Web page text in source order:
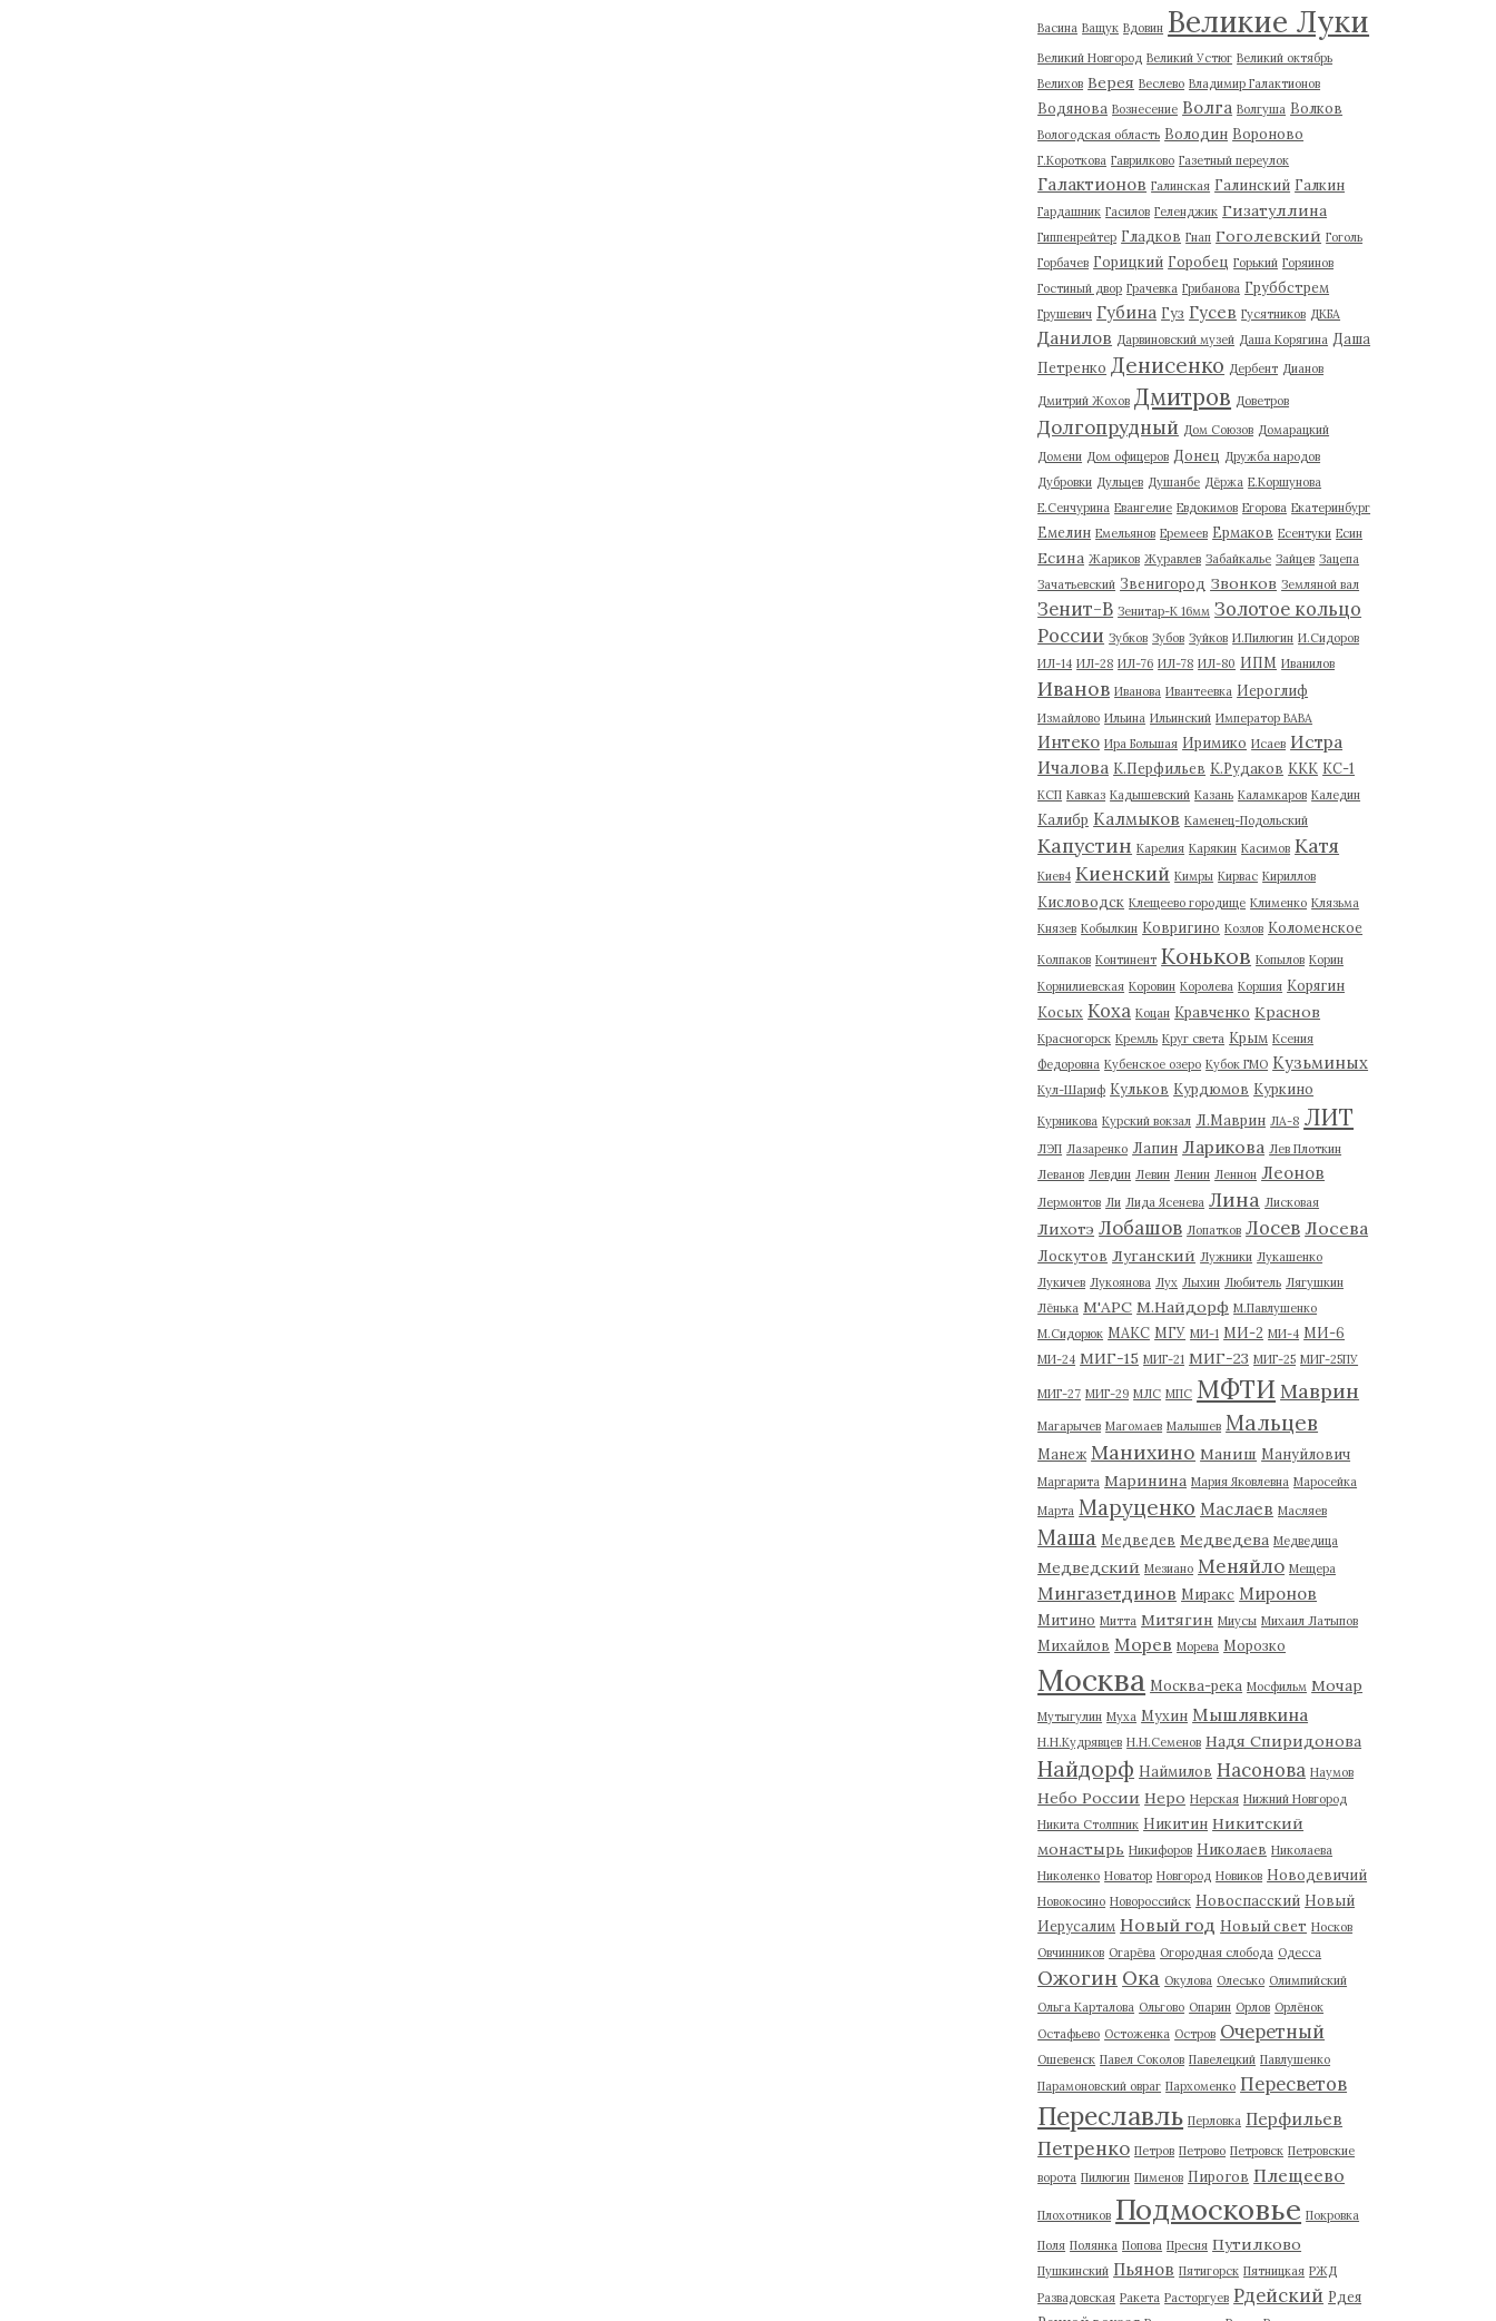
Васина Ващук Вдовин Великие Луки
Великий Новгород Великий Устюг Великий октябрь
Велихов Верея Веслево Владимир Галактионов
Водянова Вознесение Волга Волгуша Волков
Вологодская область Володин Вороново
Г.Короткова Гаврилково Газетный переулок
Галактионов Галинская Галинский Галкин
Гардашник Гасилов Геленджик Гизатуллина
Гиппенрейтер Гладков Гнап Гоголевский Гоголь
Горбачев Горицкий Горобец Горький Горяинов
Гостиный двор Грачевка Грибанова Груббстрем
Грушевич Губина Гуз Гусев Гусятников ДКБА
Данилов Дарвиновский музей Даша Корягина Даша
Петренко Денисенко Дербент Дианов
Дмитрий Жохов Дмитров Доветров
Долгопрудный Дом Союзов Домарацкий
Домени Дом офицеров Донец Дружба народов
Дубровки Дульцев Душанбе Дёржа Е.Коршунова
Е.Сенчурина Евангелие Евдокимов Егорова Екатеринбург
Емелин Емельянов Еремеев Ермаков Есентуки Есин
Есина Жариков Журавлев Забайкалье Зайцев Зацепа
Зачатьевский Звенигород Звонков Земляной вал
Зенит-В Зенитар-К 16мм Золотое кольцо
России Зубков Зубов Зуйков И.Пилюгин И.Сидоров
ИЛ-14 ИЛ-28 ИЛ-76 ИЛ-78 ИЛ-80 ИПМ Иванилов
Иванов Иванова Ивантеевка Иероглиф
Измайлово Ильина Ильинский Император ВАВА
Интеко Ира Большая Иримико Исаев Истра
Ичалова К.Перфильев К.Рудаков ККК КС-1
КСП Кавказ Кадышевский Казань Каламкаров Каледин
Калибр Калмыков Каменец-Подольский
Капустин Карелия Карякин Касимов Катя
Киев4 Киенский Кимры Кирвас Кириллов
Кисловодск Клещеево городище Клименко Клязьма
Князев Кобылкин Ковригино Козлов Коломенское
Колпаков Континент Коньков Копылов Корин
Корнилиевская Коровин Королева Коршия Корягин
Косых Коха Коцан Кравченко Краснов
Красногорск Кремль Круг света Крым Ксения
Федоровна Кубенское озеро Кубок ГМО Кузьминых
Кул-Шариф Кульков Курдюмов Куркино
Курникова Курский вокзал Л.Маврин ЛА-8 ЛИТ
ЛЭП Лазаренко Лапин Ларикова Лев Плоткин
Леванов Левдин Левин Ленин Леннон Леонов
Лермонтов Ли Лида Ясенева Лина Лисковая
Лихотэ Лобашов Лопатков Лосев Лосева
Лоскутов Луганский Лужники Лукашенко
Лукичев Лукоянова Лух Лыхин Любитель Лягушкин
Лёнька М'АРС М.Найдорф М.Павлушенко
М.Сидорюк МАКС МГУ МИ-1 МИ-2 МИ-4 МИ-6
МИ-24 МИГ-15 МИГ-21 МИГ-23 МИГ-25 МИГ-25ПУ
МИГ-27 МИГ-29 МЛС МПС МФТИ Маврин
Магарычев Магомаев Малышев Мальцев
Манеж Манихино Маниш Мануйлович
Маргарита Маринина Мария Яковлевна Маросейка
Марта Маруценко Маслаев Масляев
Маша Медведев Медведева Медведица
Медведский Мезиано Меняйло Мещера
Мингазетдинов Миракс Миронов
Митино Митта Митягин Миусы Михаил Латыпов
Михайлов Морев Морева Морозко
Москва Москва-река Мосфильм Мочар
Мутыгулин Муха Мухин Мышлявкина
Н.Н.Кудрявцев Н.Н.Семенов Надя Спиридонова
Найдорф Наймилов Насонова Наумов
Небо России Неро Нерская Нижний Новгород
Никита Столпник Никитин Никитский
монастырь Никифоров Николаев Николаева
Николенко Новатор Новгород Новиков Новодевичий
Новокосино Новороссийск Новоспасский Новый
Иерусалим Новый год Новый свет Носков
Овчинников Огарёва Огородная слобода Одесса
Ожогин Ока Окулова Олесько Олимпийский
Ольга Карталова Ольгово Опарин Орлов Орлёнок
Остафьево Остоженка Остров Очеретный
Ошевенск Павел Соколов Павелецкий Павлушенко
Парамоновский овраг Пархоменко Пересветов
Переславль Перловка Перфильев
Петренко Петров Петрово Петровск Петровские
ворота Пилюгин Пименов Пирогов Плещеево
Плохотников Подмосковье Покровка
Поля Полянка Попова Пресня Путилково
Пушкинский Пьянов Пятигорск Пятницкая РЖД
Развадовская Ракета Расторгуев Рдейский Рдея